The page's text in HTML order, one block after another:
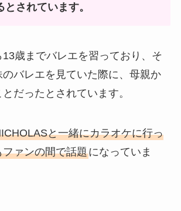
とされています。
歳までバレエを習っており、そ
バレエを見ていた際に、母親か
だったとされています。
と一緒にカラオケに行っ
ァンの間で話題になっていま